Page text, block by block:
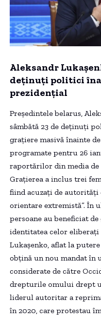
Aleksandr
deținuți politici
prezidențial
Președintele belarus,
sâmbătă 23 de deținuți
grațiere masivă înainte
programate pentru 26
raportărilor din media de
Grațierea a inclus trei
fiind acuzați de autorități
orientare extremistă”. În
persoane au beneficiat
identitatea celor eliberați
Lukașenko, aflat la
obțină un nou mandat în
considerate de către
drepturile omului drept
liderul autoritar a
în 2020, care protestau